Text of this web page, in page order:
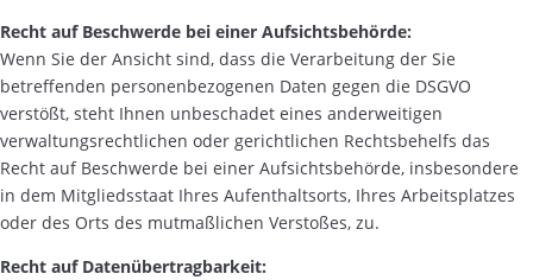
Recht auf Beschwerde bei einer Aufsichtsbehörde:
Wenn Sie der Ansicht sind, dass die Verarbeitung der Sie
betreffenden personenbezogenen Daten gegen die DSGVO
verstößt, steht Ihnen unbeschadet eines anderweitigen
verwaltungsrechtlichen oder gerichtlichen Rechtsbehelfs das
Recht auf Beschwerde bei einer Aufsichtsbehörde, insbesondere
in dem Mitgliedsstaat Ihres Aufenthaltsorts, Ihres Arbeitsplatzes
oder des Orts des mutmaßlichen Verstoßes, zu.
Recht auf Datenübertragbarkeit: